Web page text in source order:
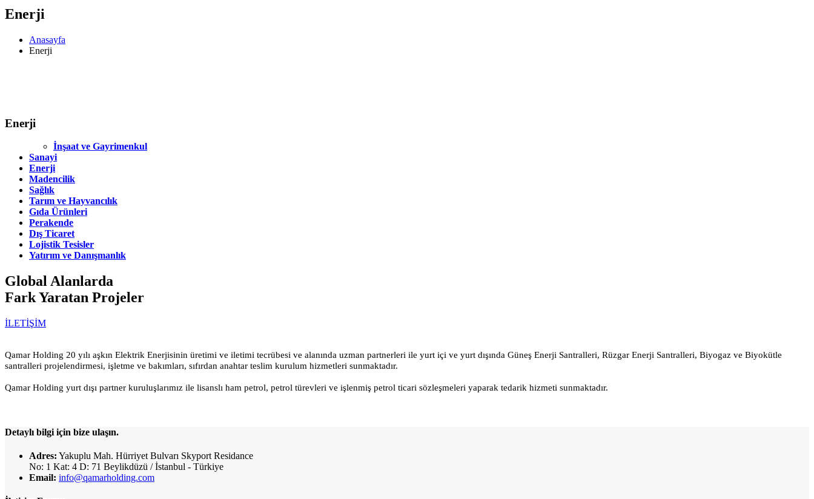
Enerji
Anasayfa
Enerji
Enerji
İnşaat ve Gayrimenkul
Sanayi
Enerji
Madencilik
Sağlık
Tarım ve Hayvancılık
Gıda Ürünleri
Perakende
Dış Ticaret
Lojistik Tesisler
Yatırım ve Danışmanlık
Global Alanlarda
Fark Yaratan Projeler
İLETİŞİM
Qamar Holding 20 yılı aşkın Elektrik Enerjisinin üretimi ve iletimi tecrübesi ve alanında uzman partnerleri ile yurt içi ve yurt dışında Güneş Enerji Santralleri, Rüzgar Enerji Santralleri, Biyogaz ve Biyokütle
santralleri projelendirmesi, işletme ve bakımları, sıfırdan anahtar teslim kurulum hizmetleri sunmaktadır.
Qamar Holding yurt dışı partner kuruluşlarımız ile lisanslı ham petrol, petrol türevleri ve işlenmiş petrol ticari sözleşmeleri yaparak tedarik hizmeti sunmaktadır.
Detaylı bilgi için bize ulaşın.
Adres: Yakuplu Mah. Hürriyet Bulvarı Skyport Residance
No: 1 Kat: 4 D: 71 Beylikdüzü / İstanbul - Türkiye
Email: info@qamarholding.com